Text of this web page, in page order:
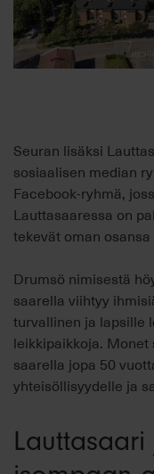
Seuran lisäksi
sosiaalisen median
Facebook-ryhmä,
Lauttasaaressa on
tekevät oman
Drumsö nimisestä
saarella viihtyy
turvallinen ja lapsille
leikkipaikkoja.
saarella jopa 50
yhteisöllisyydelle ja